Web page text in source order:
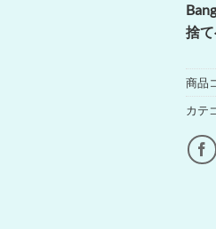
捨
商品
カテ